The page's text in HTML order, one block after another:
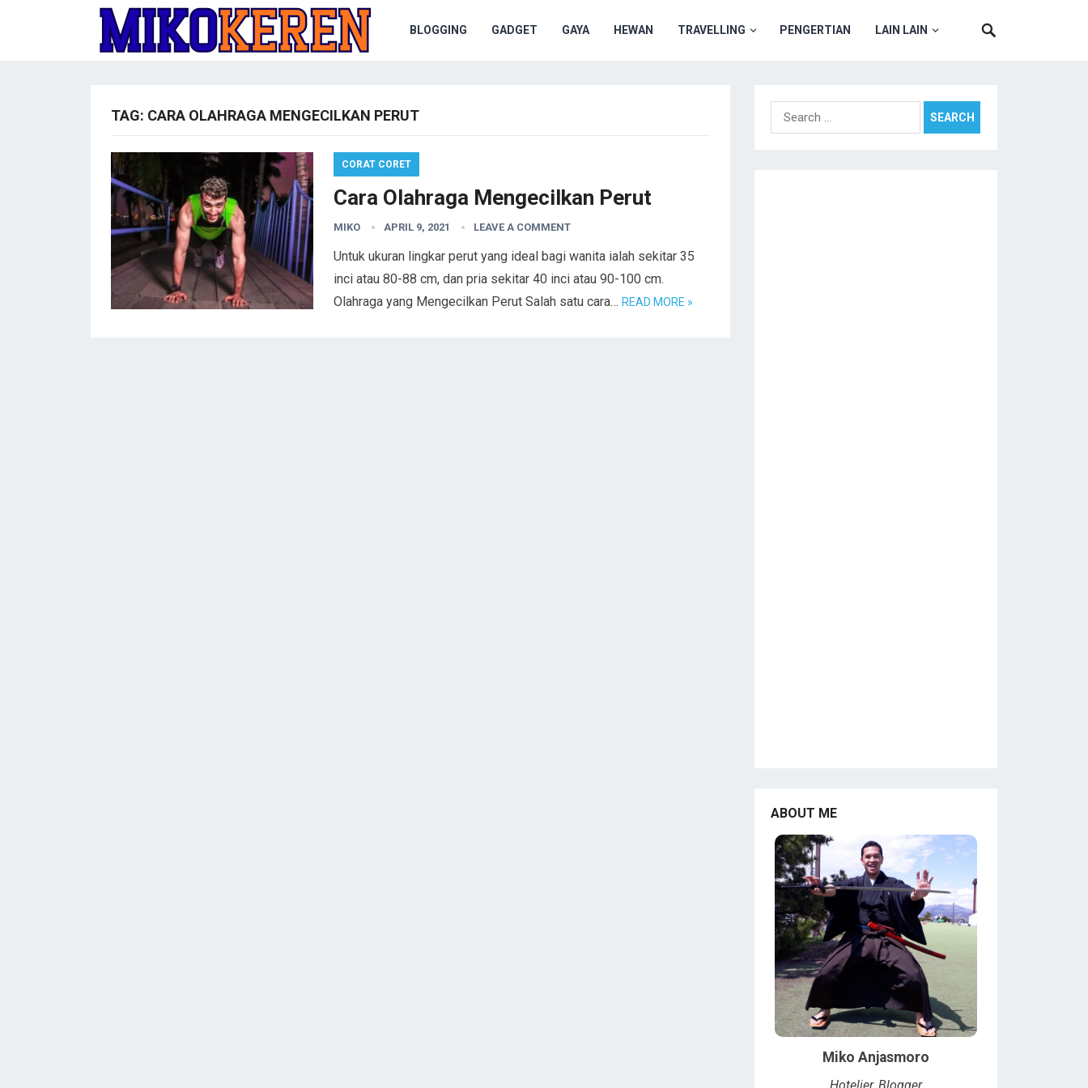
BLOGGING GADGET GAYA HEWAN TRAVELLING PENGERTIAN LAIN LAIN
TAG: CARA OLAHRAGA MENGECILKAN PERUT
CORAT CORET
Cara Olahraga Mengecilkan Perut
MIKO APRIL 9, 2021 LEAVE A COMMENT
Untuk ukuran lingkar perut yang ideal bagi wanita ialah sekitar 35
inci atau 80-88 cm, dan pria sekitar 40 inci atau 90-100 cm.
Olahraga yang Mengecilkan Perut Salah satu cara… READ MORE »
Search
for:
ABOUT ME
Miko Anjasmoro